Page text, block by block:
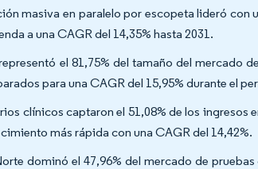
masiva en paralelo por escopeta lideró con
a una CAGR del 14,35% hasta 2031.
el 81,75% del tamaño del mercado
para una CAGR del 15,95% durante el
clínicos captaron el 51,08% de los
más rápida con una CAGR del 14,42%.
dominó el 47,96% del mercado de